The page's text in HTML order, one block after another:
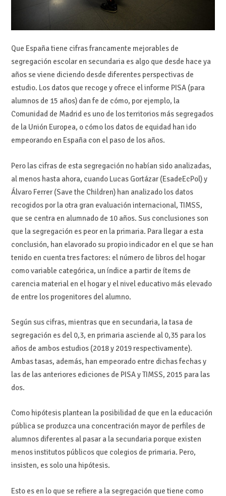
Que España tiene cifras francamente mejorables de
segregación escolar en secundaria es algo que desde hace ya
años se viene diciendo desde diferentes perspectivas de
estudio. Los datos que recoge y ofrece el informe PISA (para
alumnos de 15 años) dan fe de cómo, por ejemplo, la
Comunidad de Madrid es uno de los territorios más segregados
de la Unión Europea, o cómo los datos de equidad han ido
empeorando en España con el paso de los años.
Pero las cifras de esta segregación no habían sido analizadas,
al menos hasta ahora, cuando Lucas Gortázar (EsadeEcPol) y
Álvaro Ferrer (Save the Children) han analizado los datos
recogidos por la otra gran evaluación internacional, TIMSS,
que se centra en alumnado de 10 años. Sus conclusiones son
que la segregación es peor en la primaria. Para llegar a esta
conclusión, han elavorado su propio indicador en el que se han
tenido en cuenta tres factores: el número de libros del hogar
como variable categórica, un índice a partir de ítems de
carencia material en el hogar y el nivel educativo más elevado
de entre los progenitores del alumno.
Según sus cifras, mientras que en secundaria, la tasa de
segregación es del 0,3, en primaria asciende al 0,35 para los
años de ambos estudios (2018 y 2019 respectivamente).
Ambas tasas, además, han empeorado entre dichas fechas y
las de las anteriores ediciones de PISA y TIMSS, 2015 para las
dos.
Como hipótesis plantean la posibilidad de que en la educación
pública se produzca una concentración mayor de perfiles de
alumnos diferentes al pasar a la secundaria porque existen
menos institutos públicos que colegios de primaria. Pero,
insisten, es solo una hipótesis.
Esto es en lo que se refiere a la segregación que tiene como